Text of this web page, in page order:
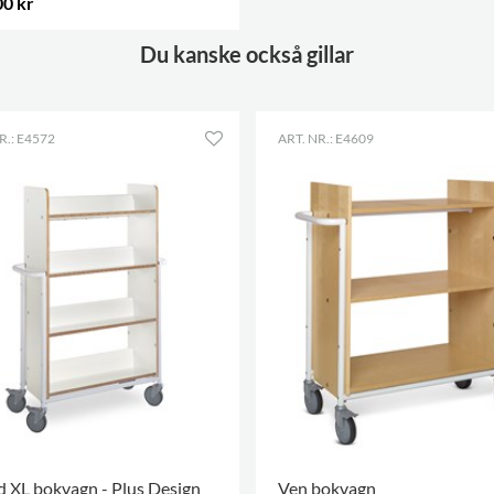
Du kanske också gillar
E4572
XL bokvagn - Plus Design
ART. NR.: E4609
Ven bokvagn